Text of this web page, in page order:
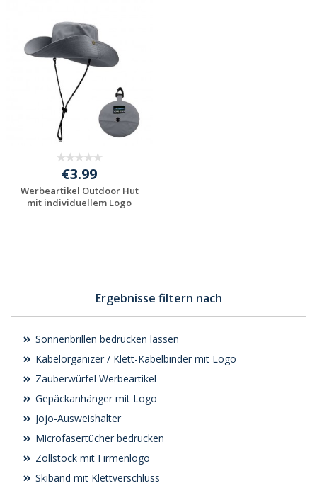
Ergebnisse filtern nach
Sonnenbrillen bedrucken lassen
Kabelorganizer / Klett-Kabelbinder mit Logo
Zauberwürfel Werbeartikel
Gepäckanhänger mit Logo
Jojo-Ausweishalter
Microfasertücher bedrucken
Zollstock mit Firmenlogo
Skiband mit Klettverschluss
anfordern
€3.99
Werbeartikel Outdoor Hut
mit individuellem Logo